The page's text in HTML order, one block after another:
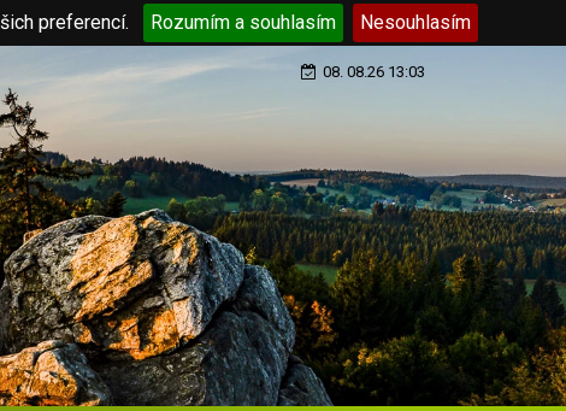
preferencí. Rozumím a souhlasím Nesouhlasím
08. 08.26 13:03